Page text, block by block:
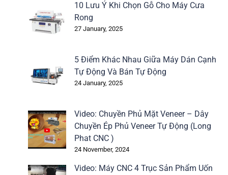
10 Lưu Ý Khi Chọn Gỗ Cho Máy Cưa
Rong
27 January, 2025
5 Điểm Khác Nhau Giữa Máy Dán Cạnh
Tự Động Và Bán Tự Động
24 January, 2025
Video: Chuyền Phủ Mặt Veneer – Dây
Chuyền Ép Phủ Veneer Tự Động (Long
Phat CNC )
24 November, 2024
Video: Máy CNC 4 Trục Sản Phẩm Uốn